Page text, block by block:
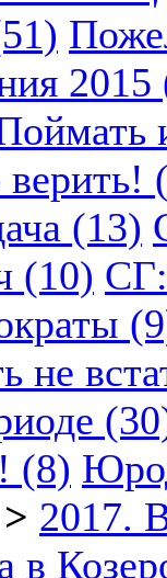
2015
(13)
(10)
не
(8)
2017.
в